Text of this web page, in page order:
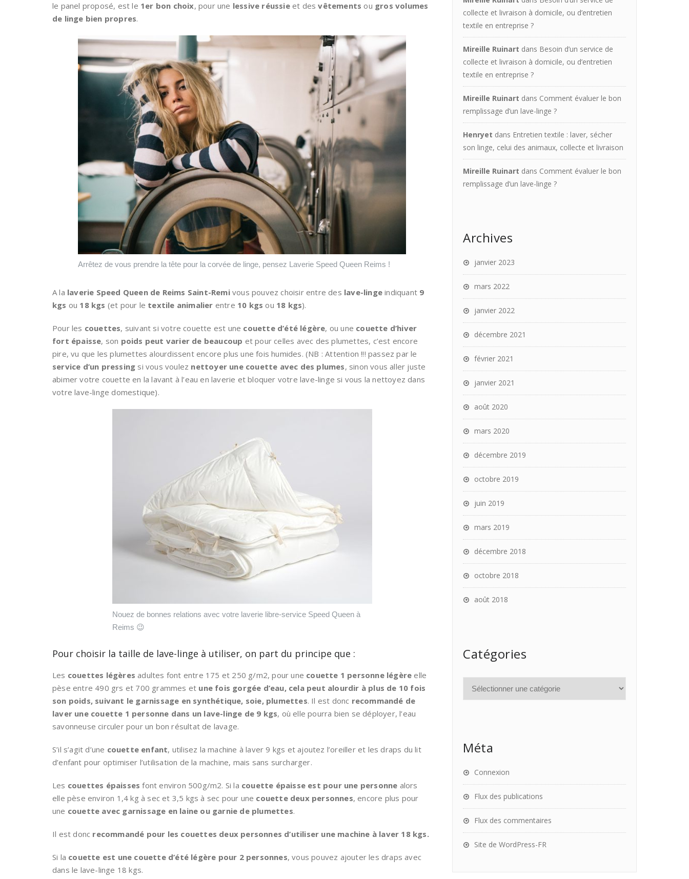
le panel proposé, est le 1er bon choix, pour une lessive réussieet desvêtements ou gros volumes
de linge bien propres.
Arrêtez de vous prendre la tête pour la corvée de linge, pensez Laverie Speed Queen Reims !
A la laverie Speed Queen de Reims Saint-Remivous pouvez choisir entre des lave-linge indiquant 9
kgs ou 18 kgs (et pour le textile animalier entre 10 kgs ou 18 kgs).
Pour les couettes, suivant si votre couette est une couette d’été légère, ou une couette d’hiver
fort épaisse, son poids peut varier de beaucoup et pour celles avec des plumettes, c’est encore
pire, vu que les plumettes alourdissent encore plus une fois humides. (NB : Attention !!! passez par le
service d’un pressing si vous voulez nettoyer une couette avec des plumes, sinon vous aller juste
abimer votre couette en la lavant à l’eau en laverie et bloquer votre lave-linge si vous la nettoyez dans
votre lave-linge domestique).
Nouez de bonnes relations avec votre laverie libre-service Speed Queen à
Reims 😉
Pour choisir la taille de lave-linge à utiliser, on part du principe que :
Les couettes légères adultes font entre 175 et 250 g/m2, pour une couette 1 personne légèreelle
pèse entre 490 grs et 700 grammes et une fois gorgée d’eau, cela peut alourdir à plus de 10 fois
son poids, suivant le garnissage en synthétique, soie, plumettes. Il est donc recommandé de
laver une couette 1 personne dans un lave-linge de 9 kgs, où elle pourra bien se déployer, l’eau
savonneuse circuler pour un bon résultat de lavage.
S’il s’agit d’une couette enfant, utilisez la machine à laver 9 kgs et ajoutez l’oreiller et les draps du lit
d’enfant pour optimiser l’utilisation de la machine, mais sans surcharger.
Les couettes épaisses font environ 500g/m2. Si la couette épaisse est pour une personne alors
elle pèse environ 1,4 kg à sec et 3,5 kgs à sec pour une couette deux personnes, encore plus pour
une couette avec garnissage en laine ou garnie de plumettes.
Il est donc recommandé pour les couettes deux personnes d’utiliser une machine à laver 18 kgs.
Si la couette est une couette d’été légère pour 2 personnes, vous pouvez ajouter les draps avec
dans le lave-linge 18 kgs.
collecte et livraison à domicile, ou d’entretien
textile en entreprise ?
Mireille Ruinart dans Besoin d’un service de
collecte et livraison à domicile, ou d’entretien
textile en entreprise ?
Mireille Ruinart dans Comment évaluer le bon
remplissage d’un lave-linge ?
Henryet dans Entretien textile : laver, sécher
son linge, celui des animaux, collecte et livraison
Mireille Ruinart dans Comment évaluer le bon
remplissage d’un lave-linge ?
Archives
janvier 2023
mars 2022
janvier 2022
décembre 2021
février 2021
janvier 2021
août 2020
mars 2020
décembre 2019
octobre 2019
juin 2019
mars 2019
décembre 2018
octobre 2018
août 2018
Catégories
Méta
Connexion
Flux des publications
Flux des commentaires
Site de WordPress-FR